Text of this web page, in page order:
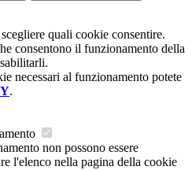
quali cookie consentire.
consentono il funzionamento della
necessari al funzionamento potete
.
non possono essere
l'elenco nella pagina della cookie